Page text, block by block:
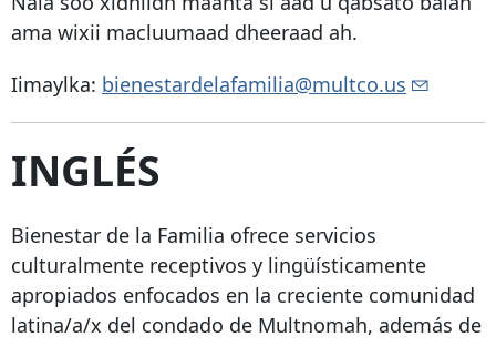
ama wixii macluumaad dheeraad ah.
Iimaylka: bienestardelafamilia@multco.us
INGLÉS
Bienestar de la Familia ofrece servicios
culturalmente receptivos y lingüísticamente
apropiados enfocados en la creciente comunidad
latina/a/x del condado de Multnomah, además de